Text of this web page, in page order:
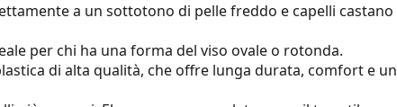
a un sottotono di pelle freddo e capelli castano
per chi ha una forma del viso ovale o rotonda.
di alta qualità, che offre lunga durata, comfort e un